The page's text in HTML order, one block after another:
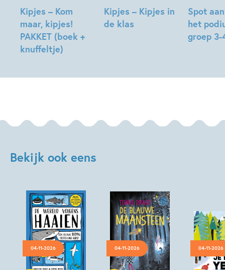
Kipjes – Kom
maar, kipjes!
PAKKET (boek +
knuffeltje)
Peters
Kipjes – Kipjes in
de klas
Spot
het
groep 3-
Hilde
Bekijk ook eens
04-11-2026
Hardcover
04-11-2026
Hardcover
04-11-2026
Hardcover